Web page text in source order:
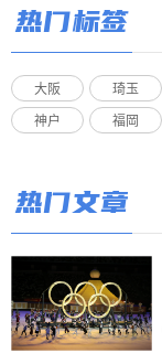
热门标签
大阪 琦玉
神户 福岡
热门文章